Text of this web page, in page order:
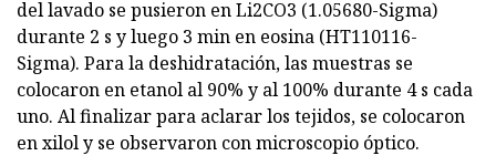
del lavado se pusieron en Li2CO3 (1.05680-Sigma)
durante 2 s y luego 3 min en eosina (HT110116-
Sigma). Para la deshidratación, las muestras se
colocaron en etanol al 90% y al 100% durante 4 s cada
uno. Al finalizar para aclarar los tejidos, se colocaron
en xilol y se observaron con microscopio óptico.